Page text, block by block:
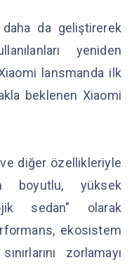
da geliştirerek
yeniden
lansmanda ilk
beklenen Xiaomi
diğer özellikleriyle
yüksek
sedan" olarak
ekosistem
zorlamayı